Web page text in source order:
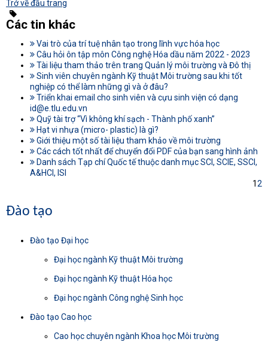
Trở về đầu trang
Các tin khác
Vai trò của trí tuệ nhân tạo trong lĩnh vực hóa học
Câu hỏi ôn tập môn Công nghệ Hóa dầu năm 2022 - 2023
Tài liệu tham thảo trên trang Quản lý môi trường và Đô thị
Sinh viên chuyên ngành Kỹ thuật Môi trường sau khi tốt
nghiệp có thể làm những gì và ở đâu?
Triển khai email cho sinh viên và cựu sinh viện có dạng
id@e.tlu.edu.vn
Quỹ tài trợ “Vì không khí sạch - Thành phố xanh”
Hạt vi nhựa (micro- plastic) là gì?
Giới thiệu một số tài liệu tham khảo về môi trường
Các cách tốt nhất để chuyển đổi PDF của bạn sang hình ảnh
Danh sách Tạp chí Quốc tế thuộc danh mục SCI, SCIE, SSCI,
A&HCI, ISI
12
Đào tạo
Đào tạo Đại học
Đại học ngành Kỹ thuật Môi trường
Đại học ngành Kỹ thuật Hóa học
Đại học ngành Công nghệ Sinh học
Đào tạo Cao học
Cao học chuyên ngành Khoa học Môi trường